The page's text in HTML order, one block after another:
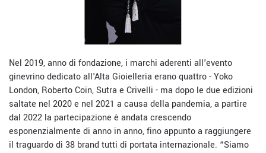
Nel 2019, anno di fondazione, i marchi aderenti all'evento
ginevrino dedicato all'Alta Gioielleria erano quattro - Yoko
London, Roberto Coin, Sutra e Crivelli - ma dopo le due edizioni
saltate nel 2020 e nel 2021 a causa della pandemia, a partire
dal 2022 la partecipazione è andata crescendo
esponenzialmente di anno in anno, fino appunto a raggiungere
il traguardo di 38 brand tutti di portata internazionale. “Siamo